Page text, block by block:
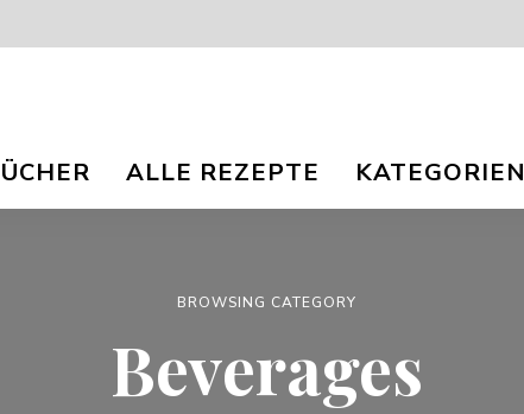
ALLE REZEPTE KATEGORIEN
BROWSING CATEGORY
Beverages